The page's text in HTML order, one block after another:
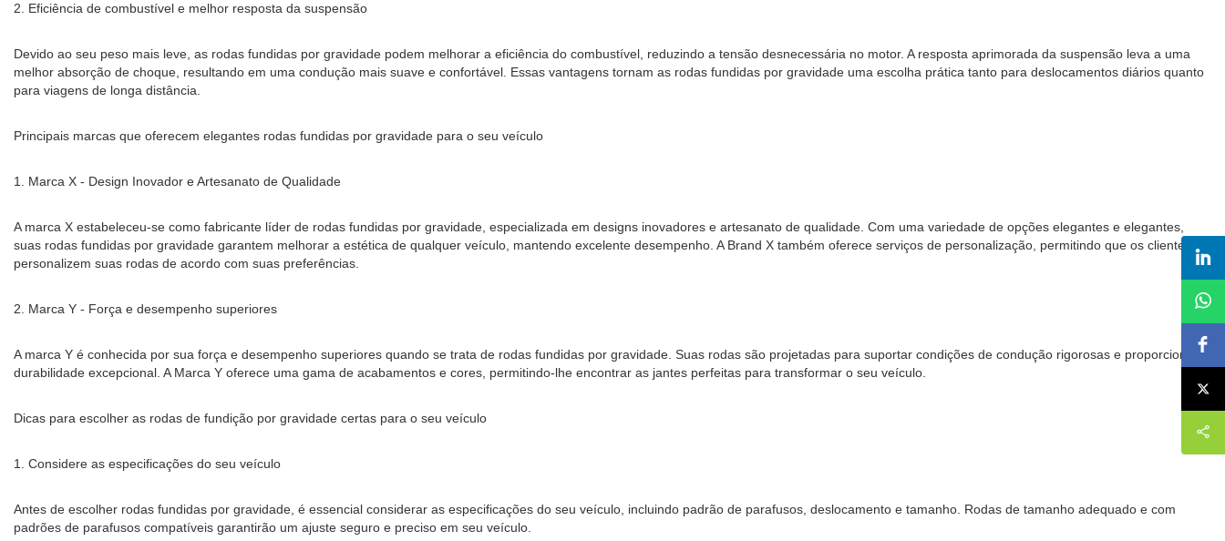
2. Eficiência de combustível e melhor resposta da suspensão
Devido ao seu peso mais leve, as rodas fundidas por gravidade podem melhorar a eficiência do combustível, reduzindo a tensão desnecessária no motor. A resposta aprimorada da suspensão leva a uma
melhor absorção de choque, resultando em uma condução mais suave e confortável. Essas vantagens tornam as rodas fundidas por gravidade uma escolha prática tanto para deslocamentos diários quanto
para viagens de longa distância.
Principais marcas que oferecem elegantes rodas fundidas por gravidade para o seu veículo
1. Marca X - Design Inovador e Artesanato de Qualidade
A marca X estabeleceu-se como fabricante líder de rodas fundidas por gravidade, especializada em designs inovadores e artesanato de qualidade. Com uma variedade de opções elegantes e elegantes,
suas rodas fundidas por gravidade garantem melhorar a estética de qualquer veículo, mantendo excelente desempenho. A Brand X também oferece serviços de personalização, permitindo que os clientes
personalizem suas rodas de acordo com suas preferências.
2. Marca Y - Força e desempenho superiores
A marca Y é conhecida por sua força e desempenho superiores quando se trata de rodas fundidas por gravidade. Suas rodas são projetadas para suportar condições de condução rigorosas e proporcionar
durabilidade excepcional. A Marca Y oferece uma gama de acabamentos e cores, permitindo-lhe encontrar as jantes perfeitas para transformar o seu veículo.
Dicas para escolher as rodas de fundição por gravidade certas para o seu veículo
1. Considere as especificações do seu veículo
Antes de escolher rodas fundidas por gravidade, é essencial considerar as especificações do seu veículo, incluindo padrão de parafusos, deslocamento e tamanho. Rodas de tamanho adequado e com
padrões de parafusos compatíveis garantirão um ajuste seguro e preciso em seu veículo.